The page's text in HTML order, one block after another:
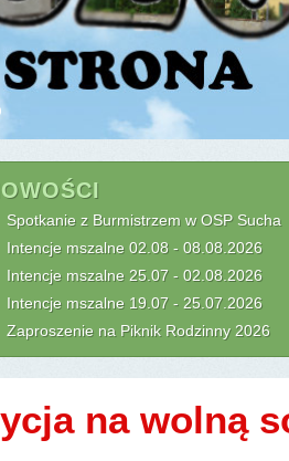
Spotkanie z Burmistrzem w OSP Sucha
Intencje mszalne 02.08 - 08.08.2026
Intencje mszalne 25.07 - 02.08.2026
Intencje mszalne 19.07 - 25.07.2026
Zaproszenie na Piknik Rodzinny 2026
na wolną